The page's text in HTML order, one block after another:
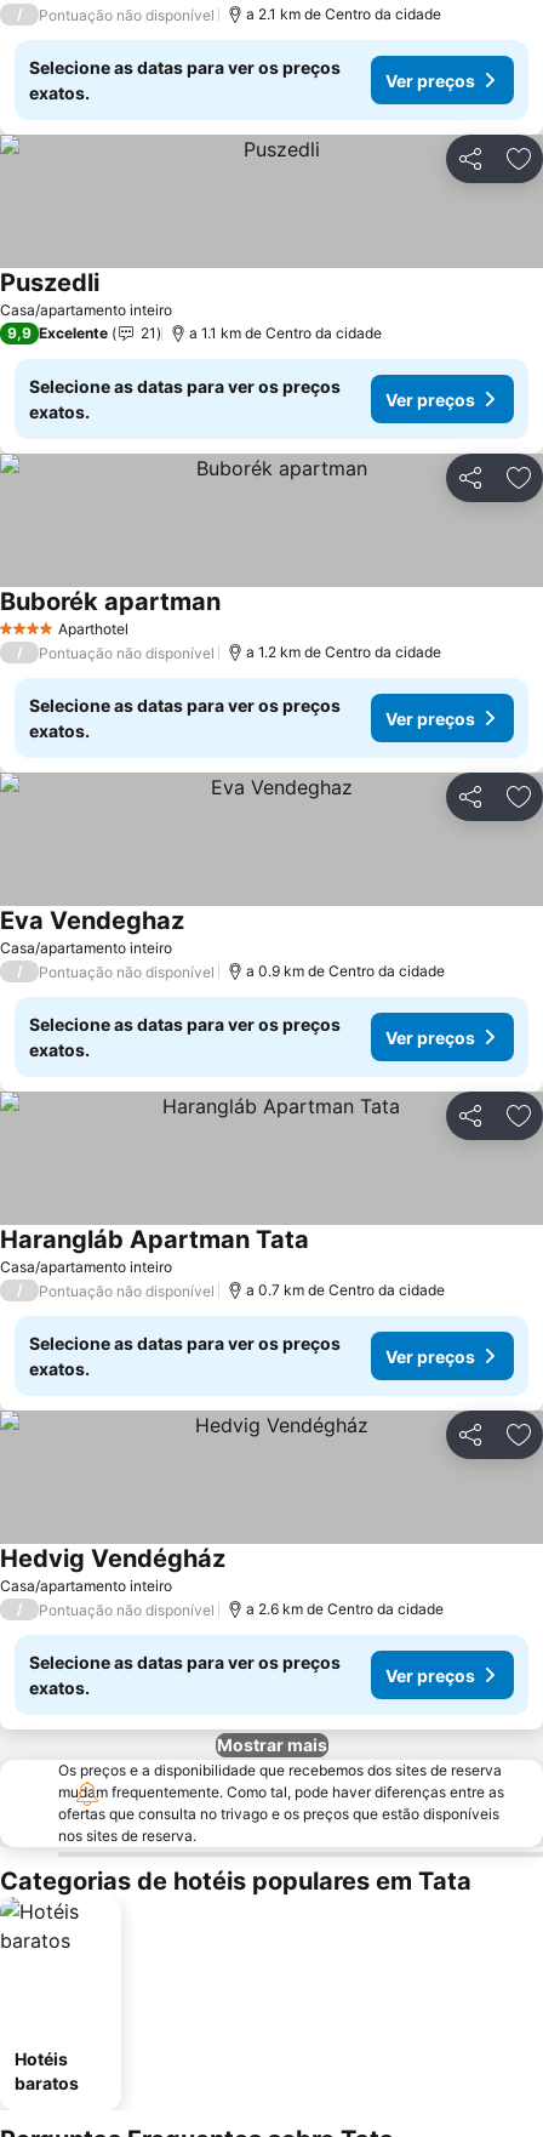
/ Pontuação não disponível a 2.1 km de Centro da cidade
Selecione as datas para ver os preços
exatos.
Ver preços
Partilhar
Casa/apartamento inteiro
Puszedli
9,9 Excelente 21 a 1.1 km de Centro da cidade
Selecione as datas para ver os preços
exatos.
Ver preços
Partilhar
4 EstrelasAparthotel
Buborék apartman
/ Pontuação não disponível a 1.2 km de Centro da cidade
Selecione as datas para ver os preços
exatos.
Ver preços
Partilhar
Casa/apartamento inteiro
Eva Vendeghaz
/ Pontuação não disponível a 0.9 km de Centro da cidade
Selecione as datas para ver os preços
exatos.
Ver preços
Partilhar
Casa/apartamento inteiro
Harangláb Apartman Tata
/ Pontuação não disponível a 0.7 km de Centro da cidade
Selecione as datas para ver os preços
exatos.
Ver preços
Partilhar
Casa/apartamento inteiro
Hedvig Vendégház
/ Pontuação não disponível a 2.6 km de Centro da cidade
Selecione as datas para ver os preços
exatos.
Ver preços
Mostrar mais
Os preços e a disponibilidade que recebemos dos sites de reserva
mudam frequentemente. Como tal, pode haver diferenças entre as
ofertas que consulta no trivago e os preços que estão disponíveis
nos sites de reserva.
Categorias de hotéis populares em Tata
Hotéis
baratos